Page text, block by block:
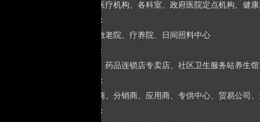
所有大型医疗机构、各科室、政府医院定点机构、健
养老机构：
养老院、敬老院、疗养院、日间照料中心
：
医药集团、药品连锁店专卖店、社区卫生服务站养生
贸易机构：
邀请代理商、分销商、应用商、专供中心、贸易公司
金融地产：